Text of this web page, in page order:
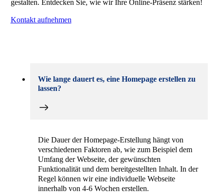
gestalten. Entdecken Sie, wie wir Ihre Online-Präsenz stärken!
Kontakt aufnehmen
Wie lange dauert es, eine Homepage erstellen zu
lassen?
Die Dauer der Homepage-Erstellung hängt von
verschiedenen Faktoren ab, wie zum Beispiel dem
Umfang der Webseite, der gewünschten
Funktionalität und dem bereitgestellten Inhalt. In der
Regel können wir eine individuelle Webseite
innerhalb von 4-6 Wochen erstellen.